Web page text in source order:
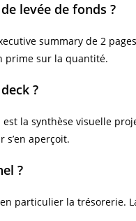
levée de fonds ?
summary de 2
prime sur la quantité.
?
la synthèse visuelle
s’en aperçoit.
?
particulier la trésorerie.